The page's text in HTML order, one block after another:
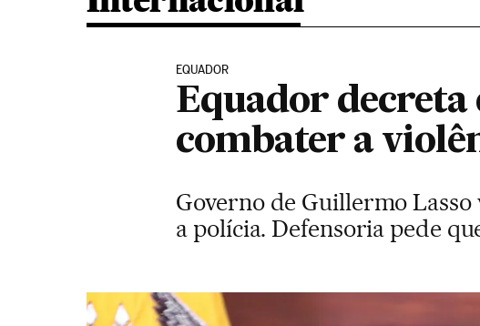
EQUADOR
Equador decreta
combater a
Governo de Guillermo
a polícia. Defensoria pede